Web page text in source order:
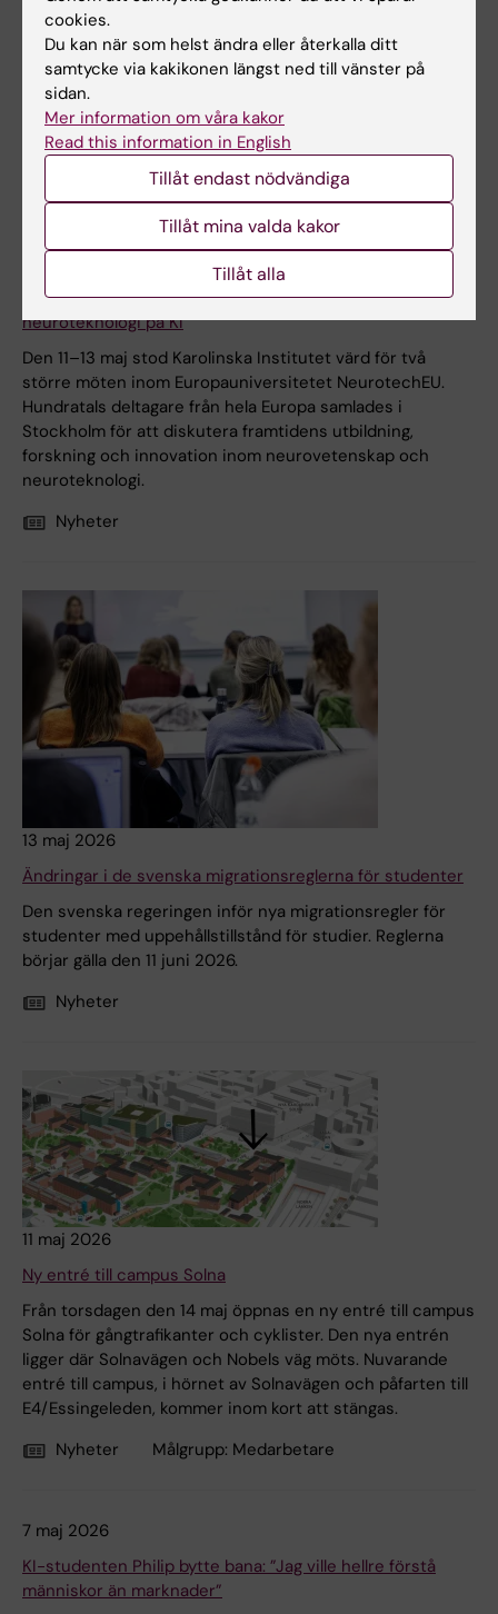
Nio europeiska universitet diskuterade framtidens
neuroteknologi på KI
Den 11–13 maj stod Karolinska Institutet värd för två
större möten inom Europauniversitetet NeurotechEU.
Hundratals deltagare från hela Europa samlades i
Stockholm för att diskutera framtidens utbildning,
forskning och innovation inom neurovetenskap och
neuroteknologi.
Nyheter
13 maj 2026
Ändringar i de svenska migrationsreglerna för studenter
Den svenska regeringen inför nya migrationsregler för
studenter med uppehållstillstånd för studier. Reglerna
börjar gälla den 11 juni 2026.
Nyheter
11 maj 2026
Ny entré till campus Solna
Från torsdagen den 14 maj öppnas en ny entré till campus
Solna för gångtrafikanter och cyklister. Den nya entrén
ligger där Solnavägen och Nobels väg möts. Nuvarande
entré till campus, i hörnet av Solnavägen och påfarten till
E4/Essingeleden, kommer inom kort att stängas.
Nyheter
Målgrupp: Medarbetare
7 maj 2026
KI-studenten Philip bytte bana: ”Jag ville hellre förstå
människor än marknader”
cookies.
Du kan när som helst ändra eller återkalla ditt
samtycke via kakikonen längst ned till vänster på
sidan.
Mer information om våra kakor
Read this information in English
Tillåt endast nödvändiga
Tillåt mina valda kakor
Tillåt alla